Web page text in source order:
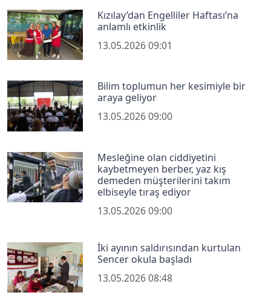
Kızılay’dan Engelliler Haftası’na
anlamlı etkinlik
13.05.2026 09:01
Bilim toplumun her kesimiyle bir
araya geliyor
13.05.2026 09:00
Mesleğine olan ciddiyetini
kaybetmeyen berber, yaz kış
demeden müşterilerini takım
elbiseyle tıraş ediyor
13.05.2026 09:00
İki ayının saldırısından kurtulan
Sencer okula başladı
13.05.2026 08:48